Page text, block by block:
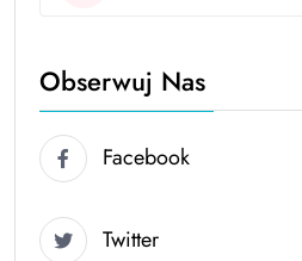
Obserwuj Nas
Facebook
Twitter